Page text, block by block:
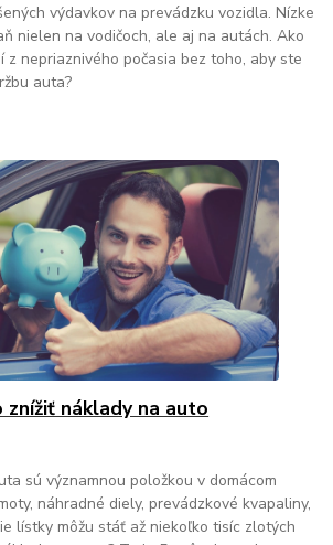
výdavkov na prevádzku vozidla. Nízke
nielen na vodičoch, ale aj na autách. Ako
z nepriaznivého počasia bez toho, aby ste
auta?
znížiť náklady na auto
sú významnou položkou v domácom
náhradné diely, prevádzkové kvapaliny,
lístky môžu stáť až niekoľko tisíc zlotých